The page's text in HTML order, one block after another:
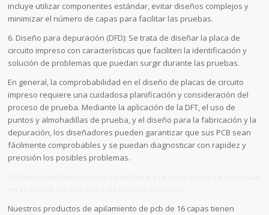
incluye utilizar componentes estándar, evitar diseños complejos y
minimizar el número de capas para facilitar las pruebas.
6. Diseño para depuración (DFD): Se trata de diseñar la placa de
circuito impreso con características que faciliten la identificación y
solución de problemas que puedan surgir durante las pruebas.
En general, la comprobabilidad en el diseño de placas de circuito
impreso requiere una cuidadosa planificación y consideración del
proceso de prueba. Mediante la aplicación de la DFT, el uso de
puntos y almohadillas de prueba, y el diseño para la fabricación y la
depuración, los diseñadores pueden garantizar que sus PCB sean
fácilmente comprobables y se puedan diagnosticar con rapidez y
precisión los posibles problemas.
Nuestros productos de apilamiento de pcb de 16 capas tienen